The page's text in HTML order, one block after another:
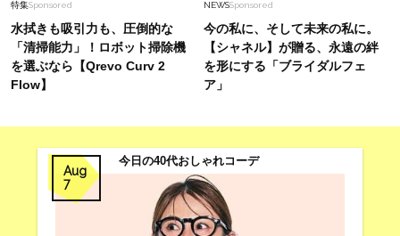
特集Sponsored
水拭きも吸引力も、圧倒的な
「清掃能力」！ロボット掃除機
を選ぶなら【Qrevo Curv 2
Flow】
NEWSSponsored
今の私に、そして未来の私に。
【シャネル】が贈る、永遠の絆
を形にする「ブライダルフェ
ア」
Aug
7
今日の40代おしゃれコーデ